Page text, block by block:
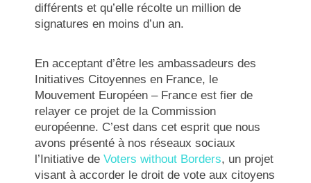
différents et qu’elle récolte un million de
signatures en moins d’un an.
En acceptant d’être les ambassadeurs des
Initiatives Citoyennes en France, le
Mouvement Européen – France est fier de
relayer ce projet de la Commission
européenne. C’est dans cet esprit que nous
avons présenté à nos réseaux sociaux
l’Initiative deVoters without Borders, un projet
visant à accorder le droit de vote aux citoyens